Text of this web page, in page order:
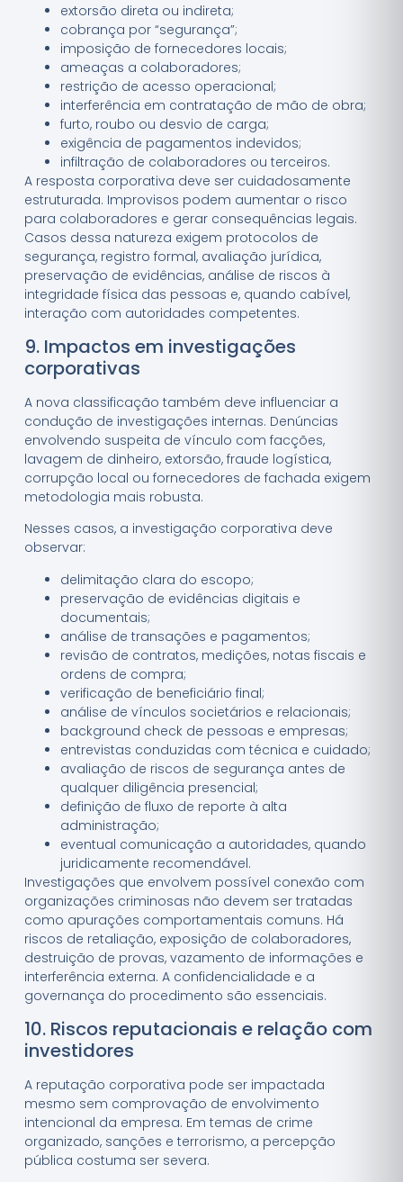
extorsão direta ou indireta;
cobrança por “segurança”;
imposição de fornecedores locais;
ameaças a colaboradores;
restrição de acesso operacional;
interferência em contratação de mão de obra;
furto, roubo ou desvio de carga;
exigência de pagamentos indevidos;
infiltração de colaboradores ou terceiros.
A resposta corporativa deve ser cuidadosamente
estruturada. Improvisos podem aumentar o risco
para colaboradores e gerar consequências legais.
Casos dessa natureza exigem protocolos de
segurança, registro formal, avaliação jurídica,
preservação de evidências, análise de riscos à
integridade física das pessoas e, quando cabível,
interação com autoridades competentes.
9. Impactos em investigações
corporativas
A nova classificação também deve influenciar a
condução de investigações internas. Denúncias
envolvendo suspeita de vínculo com facções,
lavagem de dinheiro, extorsão, fraude logística,
corrupção local ou fornecedores de fachada exigem
metodologia mais robusta.
Nesses casos, a investigação corporativa deve
observar:
delimitação clara do escopo;
preservação de evidências digitais e
documentais;
análise de transações e pagamentos;
revisão de contratos, medições, notas fiscais e
ordens de compra;
verificação de beneficiário final;
análise de vínculos societários e relacionais;
background check de pessoas e empresas;
entrevistas conduzidas com técnica e cuidado;
avaliação de riscos de segurança antes de
qualquer diligência presencial;
definição de fluxo de reporte à alta
administração;
eventual comunicação a autoridades, quando
juridicamente recomendável.
Investigações que envolvem possível conexão com
organizações criminosas não devem ser tratadas
como apurações comportamentais comuns. Há
riscos de retaliação, exposição de colaboradores,
destruição de provas, vazamento de informações e
interferência externa. A confidencialidade e a
governança do procedimento são essenciais.
10. Riscos reputacionais e relação com
investidores
A reputação corporativa pode ser impactada
mesmo sem comprovação de envolvimento
intencional da empresa. Em temas de crime
organizado, sanções e terrorismo, a percepção
pública costuma ser severa.